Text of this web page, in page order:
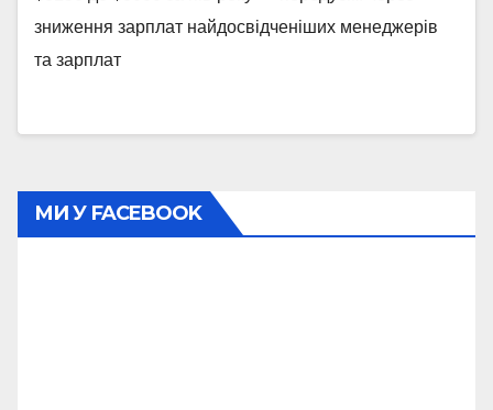
зниження зарплат найдосвідченіших менеджерів
та зарплат
МИ У FACEBOOK